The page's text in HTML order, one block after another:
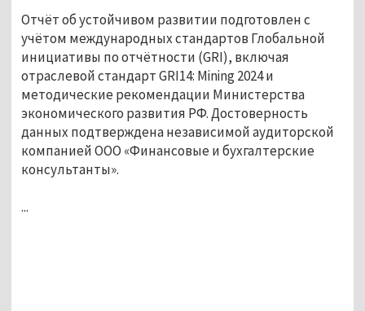
Отчёт об устойчивом развитии подготовлен с
учётом международных стандартов Глобальной
инициативы по отчётности (GRI), включая
отраслевой стандарт GRI14: Mining 2024 и
методические рекомендации Министерства
экономического развития РФ. Достоверность
данных подтверждена независимой аудиторской
компанией ООО «Финансовые и бухгалтерские
консультанты».
...